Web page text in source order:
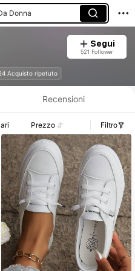
Donna
Segui
521 Follower
Acquisto ripetuto
Recensioni
Prezzo Filtro